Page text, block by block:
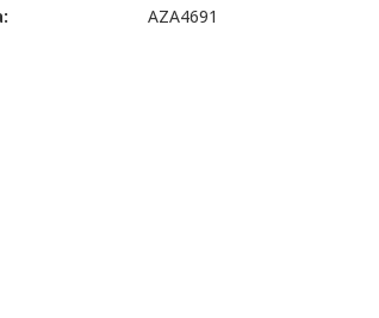
AZA4691